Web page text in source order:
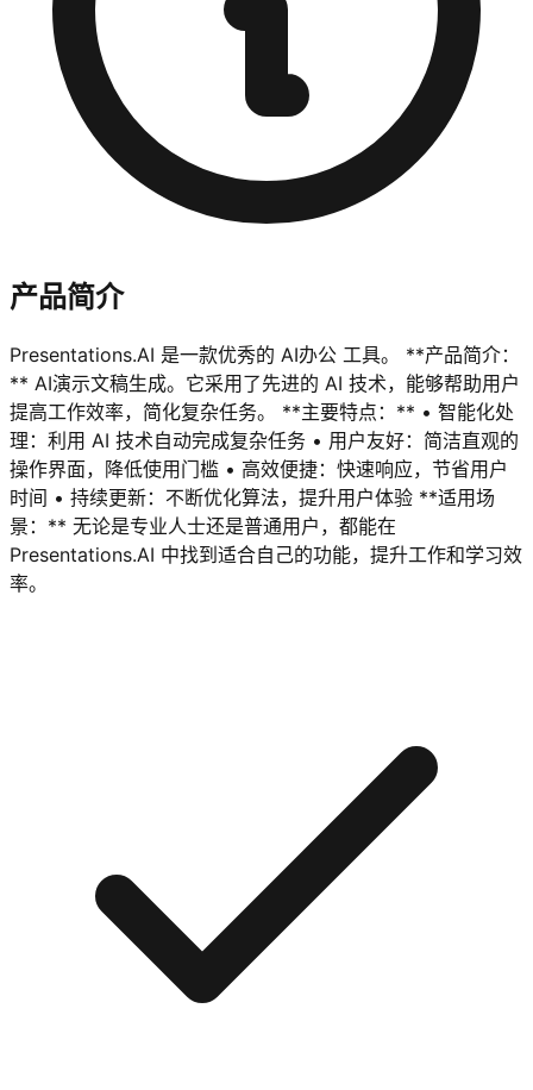
产品简介
Presentations.AI 是一款优秀的 AI办公 工具。 **产品简介：
** AI演示文稿生成。它采用了先进的 AI 技术，能够帮助用户
提高工作效率，简化复杂任务。 **主要特点：** • 智能化处
理：利用 AI 技术自动完成复杂任务 • 用户友好：简洁直观的
操作界面，降低使用门槛 • 高效便捷：快速响应，节省用户
时间 • 持续更新：不断优化算法，提升用户体验 **适用场
景：** 无论是专业人士还是普通用户，都能在
Presentations.AI 中找到适合自己的功能，提升工作和学习效
率。